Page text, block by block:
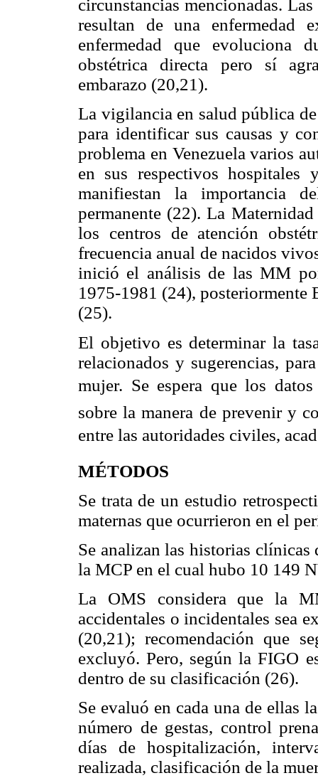
circunstancias mencionadas.
resultan de una enfermedad
enfermedad que evoluciona
obstétrica directa pero sí
embarazo (20,21).
La vigilancia en salud pública
para identificar sus causas y
problema en Venezuela varios
en sus respectivos hospitales
manifiestan la importancia
permanente (22). La
los centros de atención
frecuencia anual de nacidos
inició el análisis de las MM
1975-1981 (24),
(25).
El objetivo es determinar la
relacionados y sugerencias,
mujer. Se espera que los
sobre la manera de prevenir y
entre las autoridades civiles,
MÉTODOS
Se trata de un estudio
maternas que ocurrieron en el
Se analizan las historias clínicas
la MCP en el cual hubo 10 149
La OMS considera que la
accidentales o incidentales sea
(20,21); recomendación que
excluyó. Pero, según la FIGO
dentro de su clasificación (26).
Se evaluó en cada una de ellas
número de gestas, control
días de hospitalización,
realizada, clasificación de la